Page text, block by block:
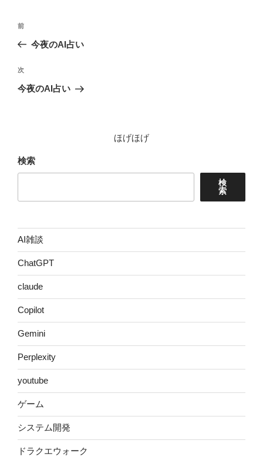
投
ビ
ゲ
前
の
稿
前
今夜のAI占い
次
の
次
今夜のAI占い
ほげほげ
検索
検
索
AI雑談
ChatGPT
claude
Copilot
Gemini
Perplexity
youtube
ゲーム
システム開発
ドラクエウォーク